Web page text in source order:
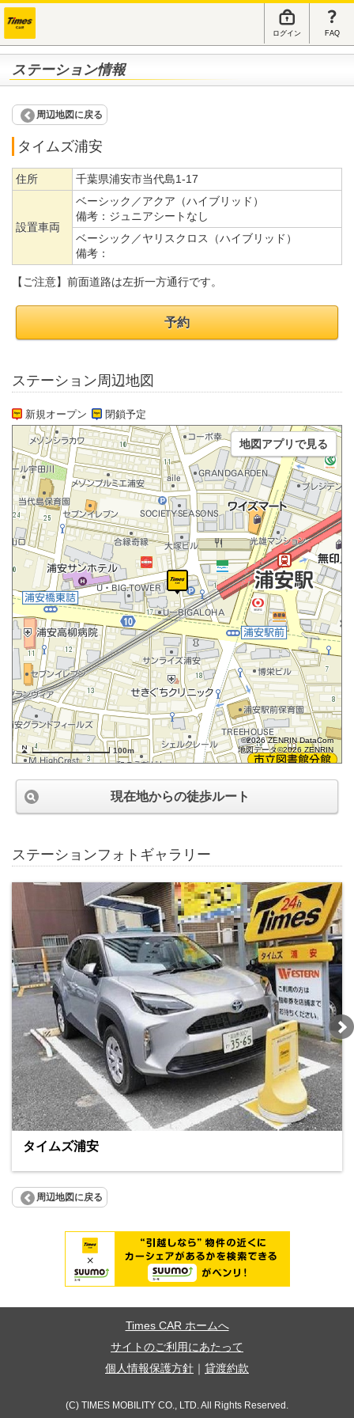
ログイン FAQ
ステーション情報
周辺地図に戻る
タイムズ浦安
住所 千葉県浦安市当代島1-17
設置車両
ベーシック／アクア（ハイブリッド）
備考： ジュニアシートなし
ベーシック／ヤリスクロス（ハイブリッド）
備考：
【ご注意】前面道路は左折一方通行です。
予約
ステーション周辺地図
新規オープン 閉鎖予定
100m
©2026 ZENRIN DataCom
地図データ©2026 ZENRIN
地図アプリで見る
現在地からの徒歩ルート
ステーションフォトギャラリー
タイムズ浦安
周辺地図に戻る
Times CAR ホームへ
サイトのご利用にあたって
個人情報保護方針
貸渡約款
(C) TIMES MOBILITY CO., LTD. All Rights Reserved.